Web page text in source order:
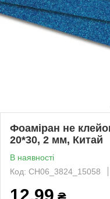
Фоаміран не
20*30, 2 мм, Китай
В наявності
Код: CH06_3824_15058
12,99